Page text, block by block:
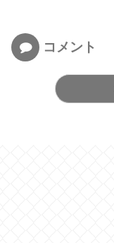
コメント